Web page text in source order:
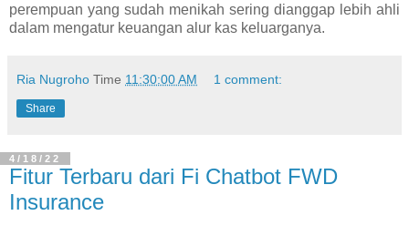
perempuan yang sudah menikah sering dianggap lebih ahli
dalam mengatur keuangan alur kas keluarganya.
Ria Nugroho Time 11:30:00 AM 1 comment:
Share
4/18/22
Fitur Terbaru dari Fi Chatbot FWD
Insurance